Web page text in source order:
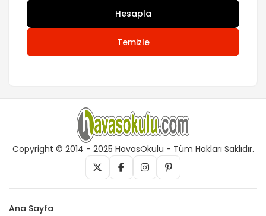
Hesapla
Temizle
Copyright © 2014 - 2025 HavasOkulu - Tüm Hakları Saklıdır.
Ana Sayfa